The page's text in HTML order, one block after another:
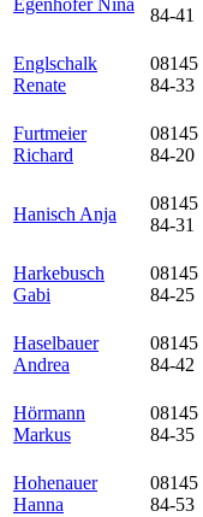
Egenhofer Nina
84-41
Englschalk
Renate
08145
84-33
Furtmeier
Richard
08145
84-20
Hanisch Anja
08145
84-31
Harkebusch
Gabi
08145
84-25
Haselbauer
Andrea
08145
84-42
Hörmann
Markus
08145
84-35
Hohenauer
Hanna
08145
84-53